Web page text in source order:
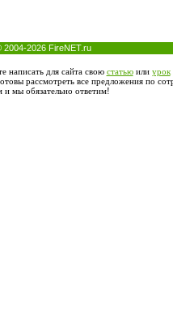
2004-2026 FireNET.ru
написать для сайта свою статьюили урок
рассмотреть все предложения по
мы обязательно ответим!